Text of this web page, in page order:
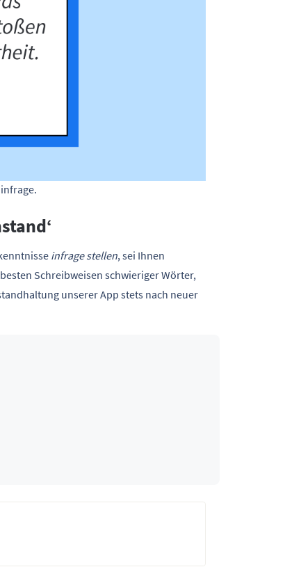
infrage stellen, sei Ihnen
Schreibweisen schwieriger Wörter,
unserer App stets nach neuer